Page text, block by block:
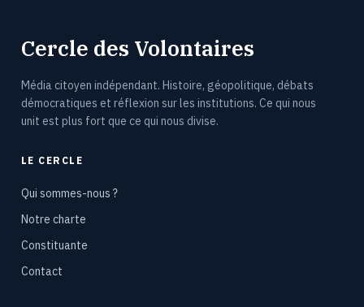
Cercle des Volontaires
Média citoyen indépendant. Histoire, géopolitique, débats
démocratiques et réflexion sur les institutions. Ce qui nous
unit est plus fort que ce qui nous divise.
LE CERCLE
Qui sommes-nous ?
Notre charte
Constituante
Contact